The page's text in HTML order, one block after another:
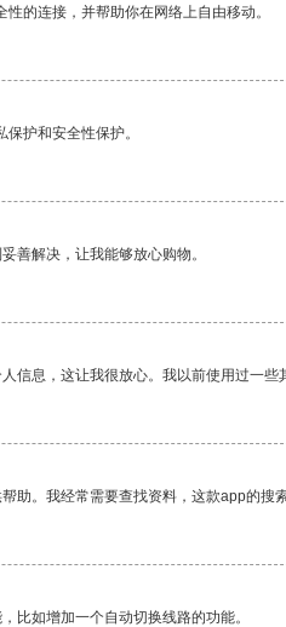
的连接，并帮助你在网络上自由移动。
护和安全性保护。
善解决，让我能够放心购物。
信息，这让我很放心。我以前使用过一
助。我经常需要查找资料，这款app的搜
比如增加一个自动切换线路的功能。